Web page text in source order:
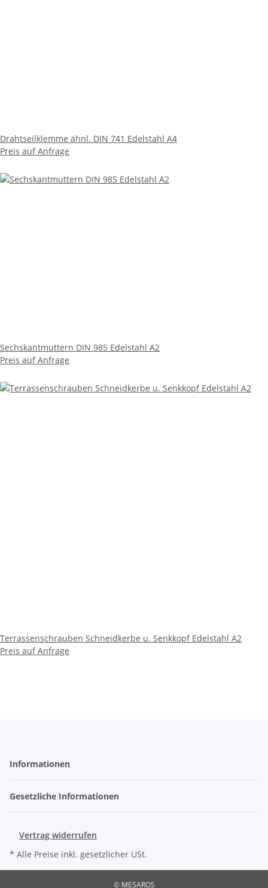
Drahtseilklemme ähnl. DIN 741 Edelstahl A4
Preis auf Anfrage
Sechskantmuttern DIN 985 Edelstahl A2
Preis auf Anfrage
Terrassenschrauben Schneidkerbe u. Senkkopf Edelstahl A2
Preis auf Anfrage
Informationen
Gesetzliche Informationen
Vertrag widerrufen
* Alle Preise inkl. gesetzlicher USt.
© MESAROS